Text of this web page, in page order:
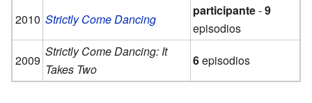
2010 Strictly Come Dancing
participante-9
episodios
2009
Strictly Come Dancing: It
Takes Two
6episodios